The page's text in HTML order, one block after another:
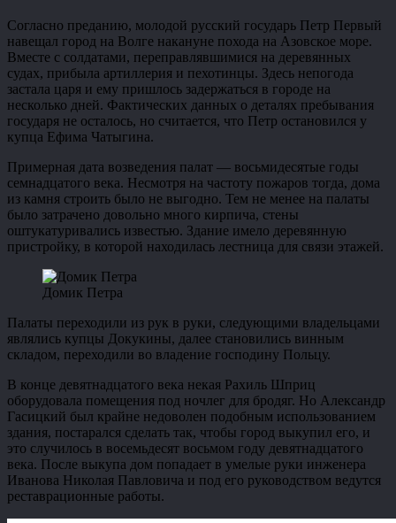
Согласно преданию, молодой русский государь Петр Первый
навещал город на Волге накануне похода на Азовское море.
Вместе с солдатами, переправлявшимися на деревянных
судах, прибыла артиллерия и пехотинцы. Здесь непогода
застала царя и ему пришлось задержаться в городе на
несколько дней. Фактических данных о деталях пребывания
государя не осталось, но считается, что Петр остановился у
купца Ефима Чатыгина.
Примерная дата возведения палат — восьмидесятые годы
семнадцатого века. Несмотря на частоту пожаров тогда, дома
из камня строить было не выгодно. Тем не менее на палаты
было затрачено довольно много кирпича, стены
оштукатуривались известью. Здание имело деревянную
пристройку, в которой находилась лестница для связи этажей.
Домик Петра
Палаты переходили из рук в руки, следующими владельцами
являлись купцы Докукины, далее становились винным
складом, переходили во владение господину Польцу.
В конце девятнадцатого века некая Рахиль Шприц
оборудовала помещения под ночлег для бродяг. Но Александр
Гасицкий был крайне недоволен подобным использованием
здания, постарался сделать так, чтобы город выкупил его, и
это случилось в восемьдесят восьмом году девятнадцатого
века. После выкупа дом попадает в умелые руки инженера
Иванова Николая Павловича и под его руководством ведутся
реставрационные работы.